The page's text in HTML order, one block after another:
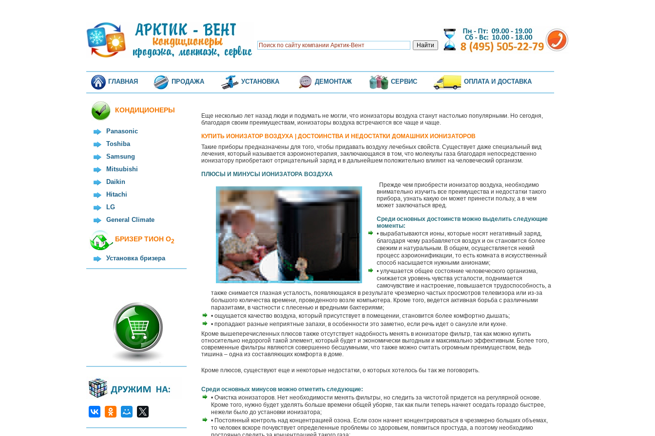
ГЛАВНАЯ ПРОДАЖА УСТАНОВКА ДЕМОНТАЖ СЕРВИС ОПЛАТА И ДОСТАВКА
КОНДИЦИОНЕРЫ
Panasonic
Toshiba
Samsung
Mitsubishi
Daikin
Hitachi
LG
General Climate
БРИЗЕР ТИОН О2
Установка бризера
Еще несколько лет назад люди и подумать не могли, что ионизаторы воздуха станут настолько популярными. Но сегодня,
благодаря своим преимуществам, ионизаторы воздуха встречаются все чаще и чаще.
КУПИТЬ ИОНИЗАТОР ВОЗДУХА | ДОСТОИНСТВА И НЕДОСТАТКИ ДОМАШНИХ ИОНИЗАТОРОВ
Такие приборы предназначены для того, чтобы придавать воздуху лечебных свойств. Существует даже специальный вид
лечения, который называется аэроионотерапия, заключающаяся в том, что молекулы газа благодаря непосредственно
ионизатору приобретают отрицательный заряд и в дальнейшем положительно влияют на человеческий организм.
ПЛЮСЫ И МИНУСЫ ИОНИЗАТОРА ВОЗДУХА
Прежде чем приобрести ионизатор воздуха, необходимо
внимательно изучить все преимущества и недостатки такого
прибора, узнать какую он может принести пользу, а в чем
может заключаться вред.
Среди основных достоинств можно выделить следующие
моменты:
• вырабатываются ионы, которые носят негативный заряд,
благодаря чему разбавляется воздух и он становится более
свежим и натуральным. В общем, осуществляется некий
процесс аэроионификации, то есть комната в искусственный
способ насыщается нужными анионами;
• улучшается общее состояние человеческого организма,
снижается уровень чувства усталости, поднимается
самочувствие и настроение, повышается трудоспособность, а
также снимается глазная усталость, появляющаяся в результате чрезмерно частых просмотров телевизора или из-за
большого количества времени, проведенного возле компьютера. Кроме того, ведется активная борьба с различными
паразитами, в частности с плесенью и вредными бактериями;
• ощущается качество воздуха, который присутствует в помещении, становится более комфортно дышать;
• пропадают разные неприятные запахи, в особенности это заметно, если речь идет о санузле или кухне.
Кроме вышеперечисленных плюсов также отсутствует надобность менять в ионизаторе фильтр, так как можно купить
относительно недорогой такой элемент, который будет и экономически выгодным и максимально эффективным. Более того,
современные фильтры являются совершенно бесшумными, что также можно считать огромным преимуществом, ведь
тишина – одна из составляющих комфорта в доме.
Кроме плюсов, существуют еще и некоторые недостатки, о которых хотелось бы так же поговорить.
Среди основных минусов можно отметить следующие:
• Очистка ионизаторов. Нет необходимости менять фильтры, но следить за чистотой придется на регулярной основе.
Кроме того, нужно будет уделять больше времени общей уборке, так как пыли теперь начнет оседать гораздо быстрее,
нежели было до установки ионизатора;
• Постоянный контроль над концентрацией озона. Если озон начнет концентрироваться в чрезмерно больших объемах,
то человек вскоре почувствует определенные проблемы со здоровьем, появиться простуда, а поэтому необходимо